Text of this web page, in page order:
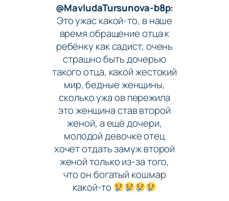
@MavludaTursunova-b8p:
Это ужас какой-то, в наше
время обращение отца к
ребёнку как садист, очень
страшно быть дочерью
такого отца, какой жестокий
мир, бедные женщины,
сколько ужа ов пережила
это женщина став второй
женой, а ещё дочери,
молодой девочке отец
хочет отдать замуж второй
женой только из-за того,
что он богатый кошмар
какой-то